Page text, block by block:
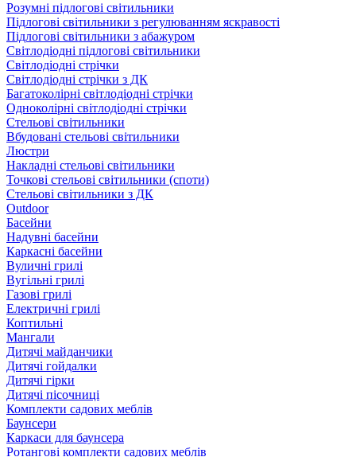
Розумні підлогові світильники
Підлогові світильники з регулюванням яскравості
Підлогові світильники з абажуром
Світлодіодні підлогові світильники
Світлодіодні стрічки
Світлодіодні стрічки з ДК
Багатоколірні світлодіодні стрічки
Одноколірні світлодіодні стрічки
Стельові світильники
Вбудовані стельові світильники
Люстри
Накладні стельові світильники
Точкові стельові світильники (споти)
Стельові світильники з ДК
Outdoor
Басейни
Надувні басейни
Каркасні басейни
Вуличні грилі
Вугільні грилі
Газові грилі
Електричні грилі
Коптильні
Мангали
Дитячі майданчики
Дитячі гойдалки
Дитячі гірки
Дитячі пісочниці
Комплекти садових меблів
Баунсери
Каркаси для баунсера
Ротангові комплекти садових меблів